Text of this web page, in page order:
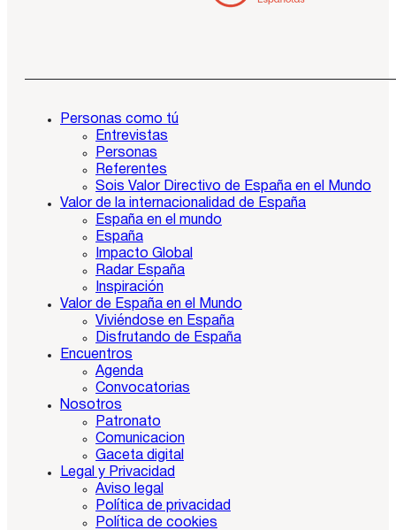
Personas como tú
Entrevistas
Personas
Referentes
Sois Valor Directivo de España en el Mundo
Valor de la internacionalidad de España
España en el mundo
España
Impacto Global
Radar España
Inspiración
Valor de España en el Mundo
Viviéndose en España
Disfrutando de España
Encuentros
Agenda
Convocatorias
Nosotros
Patronato
Comunicacion
Gaceta digital
Legal y Privacidad
Aviso legal
Política de privacidad
Política de cookies